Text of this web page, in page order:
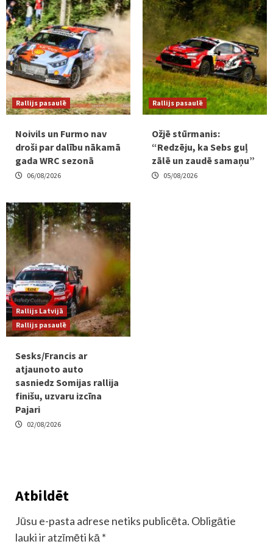
Rallijs pasaulē
Noivils un Furmo nav
droši par dalību nākamā
gada WRC sezonā
06/08/2026
Rallijs pasaulē
Ožjē stūrmanis:
“Redzēju, ka Sebs guļ
zālē un zaudē samaņu”
05/08/2026
Rallijs Latvijā
Rallijs pasaulē
Sesks/Francis ar
atjaunoto auto
sasniedz Somijas rallija
finišu, uzvaru izcīna
Pajari
02/08/2026
Atbildēt
Jūsu e-pasta adrese netiks publicēta. Obligātie
lauki ir atzīmēti kā *